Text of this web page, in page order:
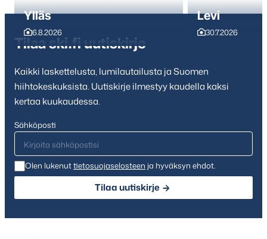
Ylläs
6.8.2026
Levi
30.7.2026
Tilaa ski.fi uutiskirje
Kaikki laskettelusta, lumilautailusta ja Suomen
hiihtokeskuksista. Uutiskirje ilmestyy kaudella kaksi
kertaa kuukaudessa.
Sähköposti
Olen lukenuttietosuojaselosteen ja hyväksyn ehdot.
Tilaa uutiskirje